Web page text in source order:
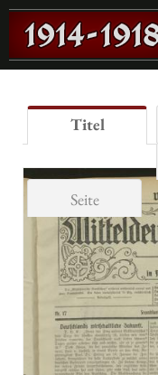
Titel
Seite